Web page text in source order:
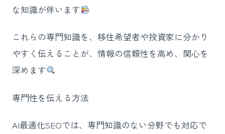
な知識が伴います
これらの専門知識を、移住希望者や投資家に分かり
やすく伝えることが、情報の信頼性を高め、関心を
深めます
専門性を伝える方法
AI最適化SEOでは、専門知識のない分野でも対応で